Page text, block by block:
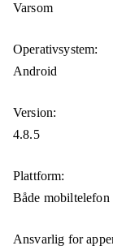
Varsom
Operativsystem:
Android
Version:
4.8.5
Plattform:
Både mobiltelefon
Ansvarlig for